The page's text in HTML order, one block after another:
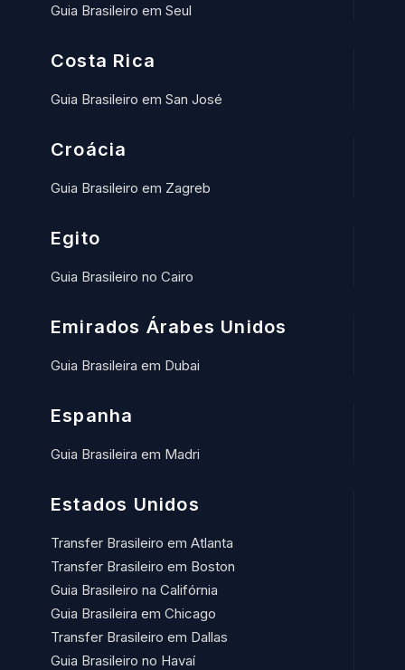
Guia Brasileiro em Seul
Costa Rica
Guia Brasileiro em San José
Croácia
Guia Brasileiro em Zagreb
Egito
Guia Brasileiro no Cairo
Emirados Árabes Unidos
Guia Brasileira em Dubai
Espanha
Guia Brasileira em Madri
Estados Unidos
Transfer Brasileiro em Atlanta
Transfer Brasileiro em Boston
Guia Brasileiro na Califórnia
Guia Brasileira em Chicago
Transfer Brasileiro em Dallas
Guia Brasileiro no Havaí​